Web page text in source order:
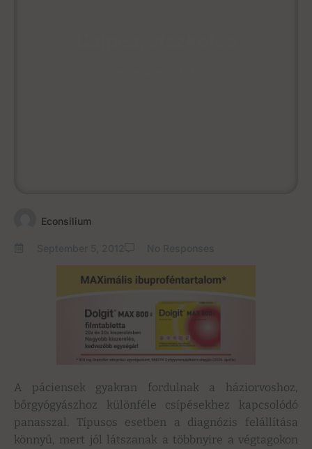
Econsilium
A páciensek gyakran fordulnak a háziorvoshoz,
bőrgyógyászhoz különféle csípésekhez kapcsolódó
panasszal. Típusos esetben a diagnózis felállítása
könnyű, mert jól látszanak a többnyire a végtagokon